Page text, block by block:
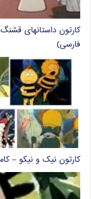
کارتون داستانهای
فارسی)
کارتون نیک و نیکو –